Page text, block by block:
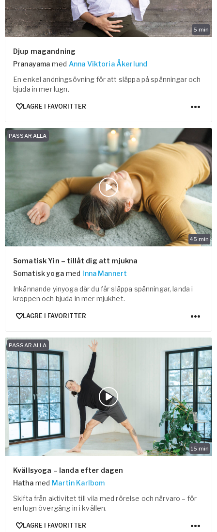
5 min
Djup magandning
Pranayama med Anna Viktoria Åkerlund
En enkel andningsövning för att släppa på spänningar och
bjuda in mer lugn.
LAGRE I FAVORITTER
45 min
PASSAR ALLA
Somatisk Yin – tillåt dig att mjukna
Somatisk yoga med Inna Mannert
Inkännande yinyoga där du får släppa spänningar, landa i
kroppen och bjuda in mer mjukhet.
LAGRE I FAVORITTER
15 min
PASSAR ALLA
Kvällsyoga – landa efter dagen
Hatha med Martin Karlbom
Skifta från aktivitet till vila med rörelse och närvaro – för
en lugn övergång in i kvällen.
LAGRE I FAVORITTER